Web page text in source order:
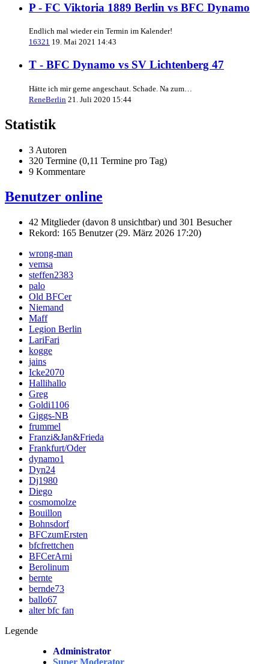
P - FC Viktoria 1889 Berlin vs BFC Dynamo
Endlich mal wieder ein Termin im Kalender!
16321 19. Mai 2021 14:43
T - BFC Dynamo vs SV Lichtenberg 47
Hätte ich mir gerne angeschaut. Schade. Na zum…
ReneBerlin 21. Juli 2020 15:44
Statistik
3 Autoren
320 Termine (0,11 Termine pro Tag)
9 Kommentare
Benutzer online
42 Mitglieder (davon 8 unsichtbar) und 301 Besucher
Rekord: 165 Benutzer (29. März 2026 17:20)
wrong-man
vemsa
steffen2383
palo
Old BFCer
Niemand
Maff
Legion Berlin
LariFari
kogge
jains
Icke2070
Hallihallo
Greg
Goldi1106
Giggs-NB
frummel
Franzi&Jan&Frieda
Frankfurt/Oder
dynamo1
Dyn24
Dj1980
Diego
cosmomolze
Bouillon
Bohnsdorf
BFCzumErsten
bfcfrettchen
BFCerArni
Berolinum
bernte
bernde73
ballo67
alter bfc fan
Legende
Administrator